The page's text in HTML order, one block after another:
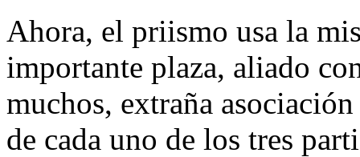
Ahora, el priismo usa la
importante plaza, aliado
muchos, extraña
de cada uno de los tres